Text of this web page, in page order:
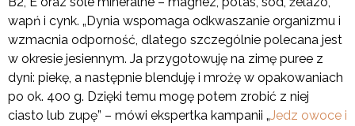
wapń i cynk. „Dynia wspomaga odkwaszanie organizmu i
wzmacnia odporność, dlatego szczególnie polecana jest
w okresie jesiennym. Ja przygotowuję na zimę puree z
dyni: piekę, a następnie blenduję i mrożę w opakowaniach
po ok. 400 g. Dzięki temu mogę potem zrobić z niej
ciasto lub zupę” – mówi ekspertka kampanii „Jedz owoce i